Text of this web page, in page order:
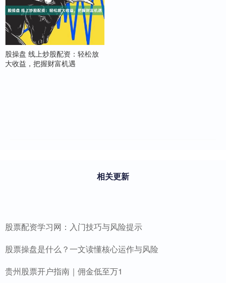
股操盘 线上炒股配资：轻松放
大收益，把握财富机遇
相关更新
股票配资学习网：入门技巧与风险提示
股票操盘是什么？一文读懂核心运作与风险
贵州股票开户指南｜佣金低至万1